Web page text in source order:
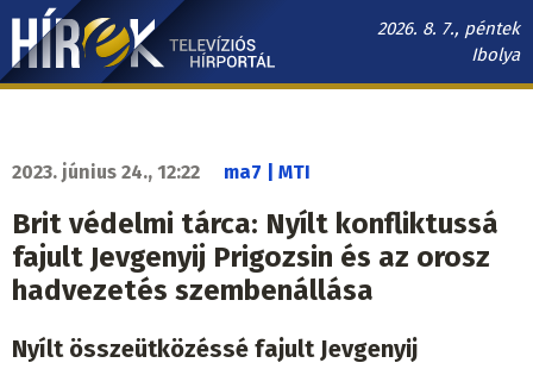
Ugrás
tartalomra
2026. 8. 7., péntek
Ibolya
Hírek.sk
navigáció
2023. június 24., 12:22 ma7 | MTI
Brit védelmi tárca: Nyílt konfliktussá
fajult Jevgenyij Prigozsin és az orosz
hadvezetés szembenállása
Nyílt összeütközéssé fajult Jevgenyij